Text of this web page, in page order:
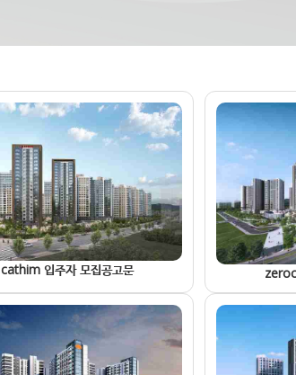
cathim 입주자 모집공고문